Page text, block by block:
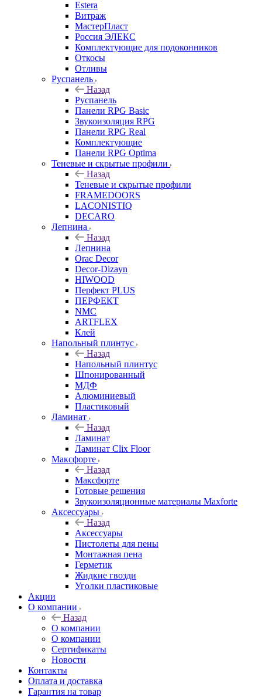
Estera
Витраж
МастерПласт
Россия ЭЛЕКС
Комплектующие для подоконников
Откосы
Отливы
Руспанель
Назад
Руспанель
Панели RPG Basic
Звукоизоляция RPG
Панели RPG Real
Комплектующие
Панели RPG Optima
Теневые и скрытые профили
Назад
Теневые и скрытые профили
FRAMEDOORS
LACONISTIQ
DECARO
Лепнина
Назад
Лепнина
Orac Decor
Decor-Dizayn
HIWOOD
Перфект PLUS
ПЕРФЕКТ
NMC
ARTFLEX
Клей
Напольный плинтус
Назад
Напольный плинтус
Шпонированный
МДФ
Алюминиевый
Пластиковый
Ламинат
Назад
Ламинат
Ламинат Clix Floor
Максфорте
Назад
Максфорте
Готовые решения
Звукоизоляционные материалы Maxforte
Аксессуары
Назад
Аксессуары
Пистолеты для пены
Монтажная пена
Герметик
Жидкие гвозди
Уголки пластиковые
Акции
О компании
Назад
О компании
О компании
Сертификаты
Новости
Контакты
Оплата и доставка
Гарантия на товар